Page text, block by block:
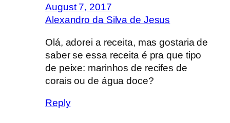
August 7, 2017
Alexandro da Silva de Jesus
Olá, adorei a receita, mas gostaria de
saber se essa receita é pra que tipo
de peixe: marinhos de recifes de
corais ou de água doce?
Reply